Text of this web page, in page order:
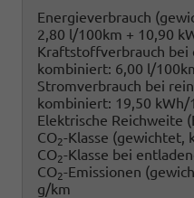
Energieverbrauch
2,80 l/100km + 10,90
Kraftstoffverbrauch bei
kombiniert: 6,00 l/
Stromverbrauch bei
kombiniert: 19,50 kWh/
Elektrische Reichweite
CO2-Klasse (gewichtet,
CO2-Klasse bei
CO2-Emissionen
g/km